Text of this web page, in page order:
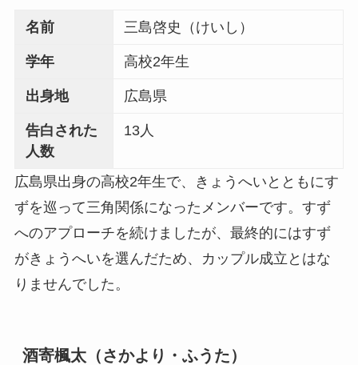
名前 三島啓史（けいし）
学年 高校2年生
出身地 広島県
告白された
人数
13人
広島県出身の高校2年生で、きょうへいとともにす
ずを巡って三角関係になったメンバーです。すず
へのアプローチを続けましたが、最終的にはすず
がきょうへいを選んだため、カップル成立とはな
りませんでした。
酒寄楓太（さかより・ふうた）